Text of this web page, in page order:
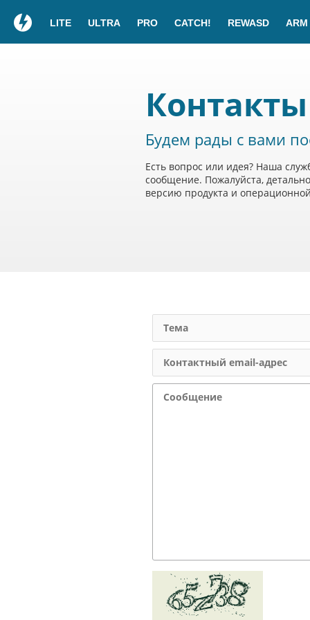
LITE ULTRA PRO CATCH! REWASD ARM
Контакты
Будем рады с вами
Есть вопрос или идея? Наша
сообщение. Пожалуйста,
версию продукта и